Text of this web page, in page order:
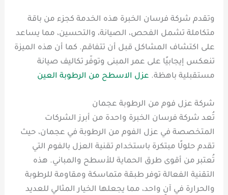
وتقدم شركة فرسان الخبرة هذه الخدمة كجزء من باقة
متكاملة تشمل الفحص، الصيانة، والتحسين، مما يساعد
على اكتشاف المشاكل قبل أن تتفاقم. كما أن هذه الميزة
تنعكس إيجابيًا على عمر المبنى وتوفّر تكاليف صيانة
مستقبلية باهظة. عزل الاسطح من الرطوبة العين
شركة عزل فوم من الرطوبة عجمان
تُعد شركة فرسان الخبرة واحدة من أبرز الشركات
المتخصصة في عزل الفوم من الرطوبة في عجمان، حيث
تقدم حلولًا مبتكرة باستخدام تقنية العزل بالفوم التي
تُعتبر من أقوى طرق الحماية للأسطح والمباني. هذه
التقنية الفعالة توفر طبقة متماسكة ومقاومة للرطوبة
والحرارة في آنٍ واحد، مما يجعلها الخيار المثالي للعديد